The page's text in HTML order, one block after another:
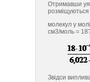
Отримавши
молекул у
см3/моль =
Звідси